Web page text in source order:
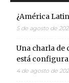
¿América
5 de agosto de
Una charla de
está
4 de agosto de